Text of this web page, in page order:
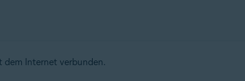
dem Internet verbunden.